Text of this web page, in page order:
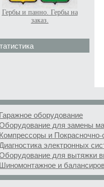
Гербы и панно. Гербы на
заказ.
Гаражное оборудование
для замены
Компрессоры и
электронных
для вытяжки
Шиномонтажное и